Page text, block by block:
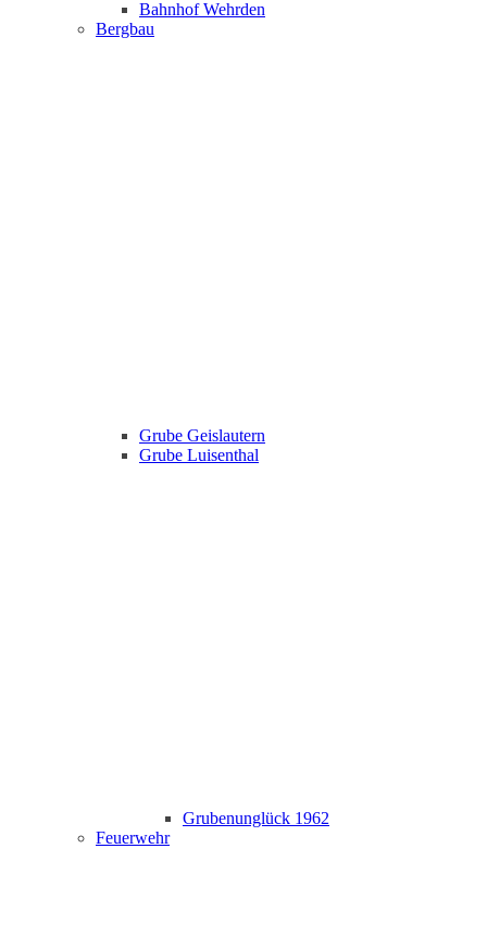
Bahnhof Wehrden
Bergbau
Grube Geislautern
Grube Luisenthal
Grubenunglück 1962
Feuerwehr